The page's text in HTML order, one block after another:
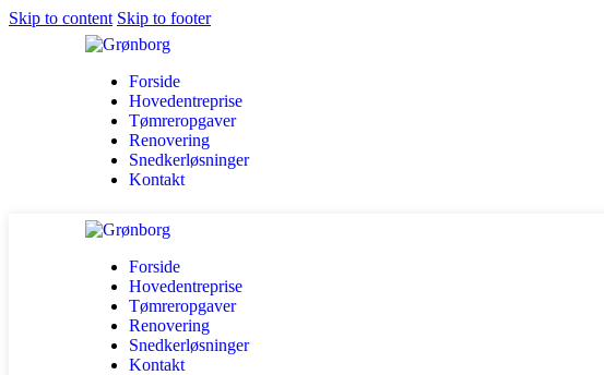
Skip to content Skip to footer
Forside
Hovedentreprise
Tømreropgaver
Renovering
Snedkerløsninger
Kontakt
Forside
Hovedentreprise
Tømreropgaver
Renovering
Snedkerløsninger
Kontakt